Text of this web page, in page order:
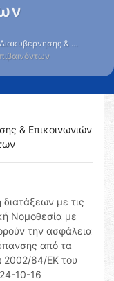
& …
& Επικοινωνιών
με τις
Νομοθεσία με
την ασφάλεια
από τα
2002/84/ΕΚ του
10-16